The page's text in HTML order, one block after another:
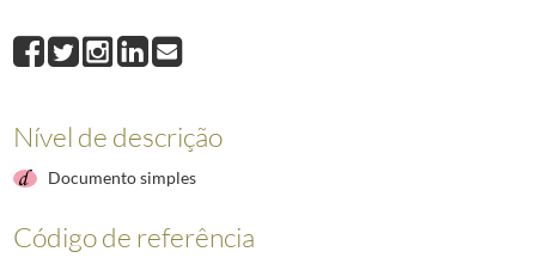
042 Declaração do Senhor Presidente da República na reunião com
043 Mensagem de Sua Excelência o Presidente da República por ocasião
Mensagem do Presidente da República, Jorge Sampaio, por ocasião dos
(...)
Nível de descrição
Documento simples
Código de referência